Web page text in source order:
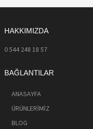
HAKKIMIZDA
0 544 248 18 57
BAĞLANTILAR
ANASAYFA
ÜRÜNLERİMİZ
BLOG